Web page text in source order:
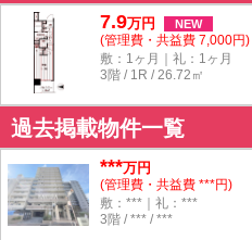
7.9万円 NEW
(管理費・共益費 7,000円)
敷：1ヶ月｜礼：1ヶ月
3階 / 1R / 26.72㎡
過去掲載物件一覧
***万円
(管理費・共益費 ***円)
敷：***｜礼：***
3階 / *** / ***